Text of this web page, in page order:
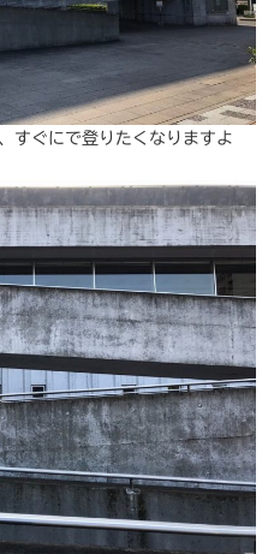
すぐにで登りたくなりますよ